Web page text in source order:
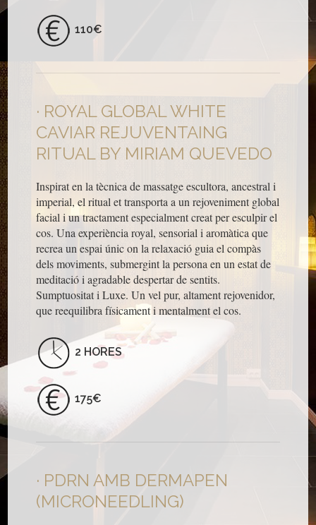
110€
ROYAL GLOBAL WHITE
CAVIAR REJUVENTAING
RITUAL BY MIRIAM QUEVEDO
Inspirat en la tècnica de massatge escultora, ancestral i
imperial, el ritual et transporta a un rejoveniment global
facial i un tractament especialment creat per esculpir el
cos. Una experiència royal, sensorial i aromàtica que
recrea un espai únic on la relaxació guia el compàs
dels moviments, submergint la persona en un estat de
meditació i agradable despertar de sentits.
Sumptuositat i Luxe. Un vel pur, altament rejovenidor,
que reequilibra físicament i mentalment el cos.
2 HORES
175€
PDRN AMB DERMAPEN
(MICRONEEDLING)